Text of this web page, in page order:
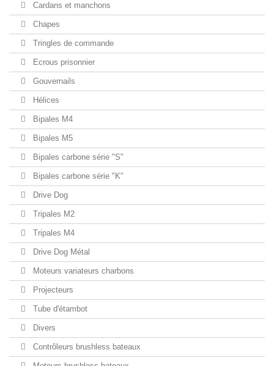
Cardans et manchons
Chapes
Tringles de commande
Ecrous prisonnier
Gouvernails
Hélices
Bipales M4
Bipales M5
Bipales carbone série "S"
Bipales carbone série "K"
Drive Dog
Tripales M2
Tripales M4
Drive Dog Métal
Moteurs variateurs charbons
Projecteurs
Tube d'étambot
Divers
Contrôleurs brushless bateaux